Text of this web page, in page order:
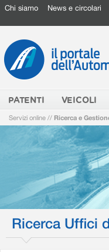
Chi siamo News e circolari
PATENTI VEICOLI
Servizi online // Ricerca e
Ricerca Uffici